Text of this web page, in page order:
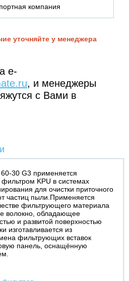
компания
уточняйте у менеджера
e-
, и менеджеры
с Вами в
30 G3 применяется
KPU в системах
для очистки приточного
частиц пыли.Применяется
фильтрующего материала
волокно, обладающее
и развитой поверхностью
изготавливается из
фильтрующих вставок
панель, оснащённую